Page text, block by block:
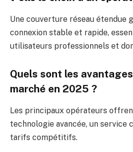
Une couverture réseau étendue
connexion stable et rapide,
utilisateurs professionnels et
Quels sont les
marché en 2025 ?
Les principaux opérateurs
technologie avancée, un
tarifs compétitifs.